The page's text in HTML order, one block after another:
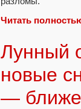
Читать
Лунный
новые
— ближе